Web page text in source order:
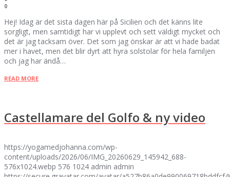
0
Hej! Idag är det sista dagen här på Sicilien och det känns lite
sorgligt, men samtidigt har vi upplevt och sett väldigt mycket och
det är jag tacksam över. Det som jag önskar är att vi hade badat
mer i havet, men det blir dyrt att hyra solstolar för hela familjen
och jag har ändå…
READ MORE
Castellamare del Golfo & ny video
https://yogamedjohanna.com/wp-
content/uploads/2026/06/IMG_20260629_145942_688-
576x1024.webp 576 1024 admin admin